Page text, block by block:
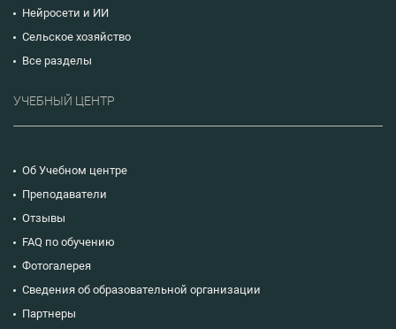
Нейросети и ИИ
Сельское хозяйство
Все разделы
УЧЕБНЫЙ ЦЕНТР
Об Учебном центре
Преподаватели
Отзывы
FAQ по обучению
Фотогалерея
Сведения об образовательной организации
Партнеры